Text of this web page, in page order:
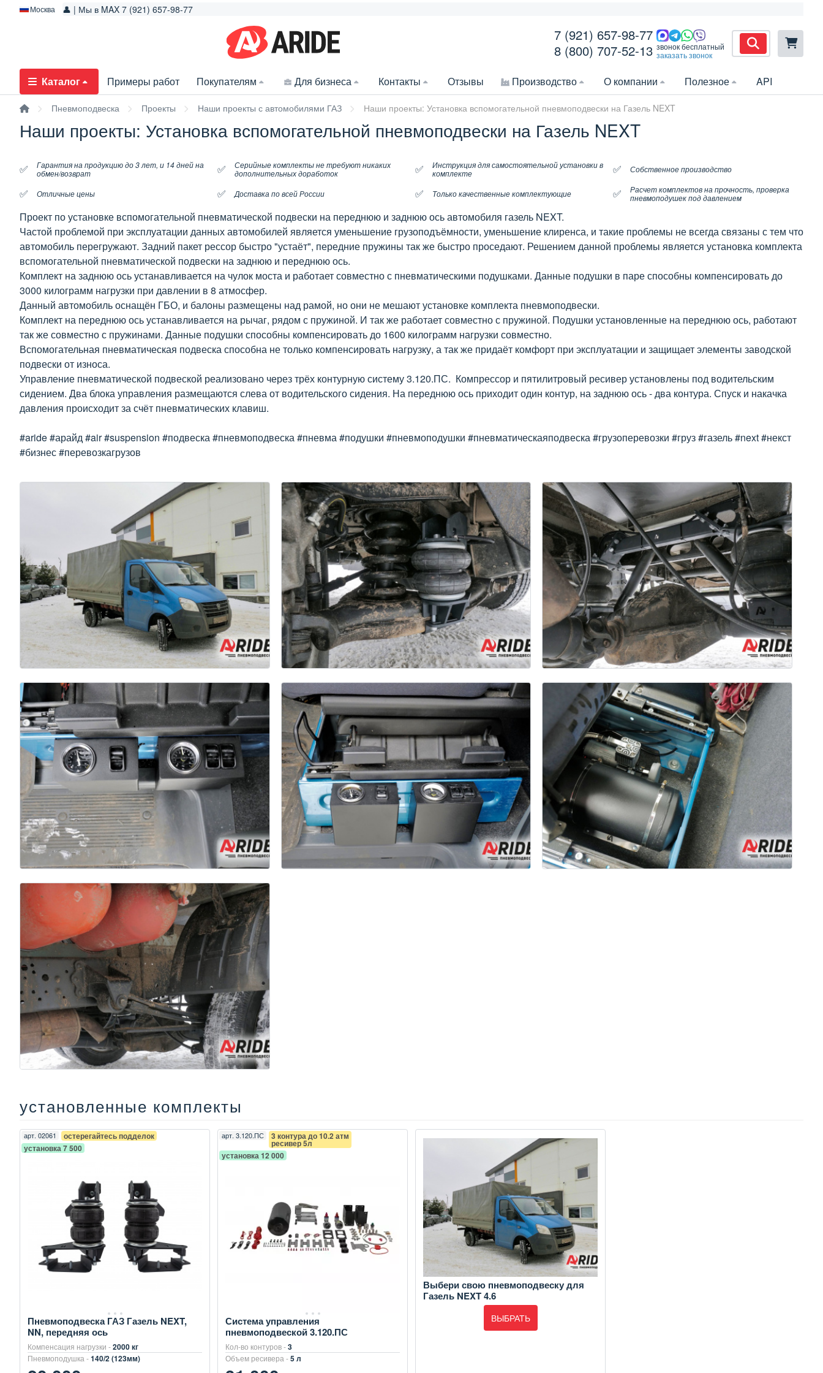
Москва 👤 | Мы в MAX 7 (921) 657-98-77
7 (921) 657-98-77
8 (800) 707-52-13 звонок бесплатный
заказать звонок
Каталог Примеры работ Покупателям Для бизнеса Контакты Отзывы Производство О компании Полезное API
Пневмоподвеска Проекты Наши проекты с автомобилями ГАЗ Наши проекты: Установка вспомогательной пневмоподвески на Газель NEXT
Наши проекты: Установка вспомогательной пневмоподвески на Газель NEXT
✅
Гарантия на продукцию до 3 лет, и 14 дней на
обмен/возврат
✅
Серийные комплекты не требуют никаких
дополнительных доработок
✅
Инструкция для самостоятельной установки в
комплекте
✅ Собственное производство
✅ Отличные цены ✅ Доставка по всей России ✅ Только качественные комплектующие ✅
Расчет комплектов на прочность, проверка
пневмоподушек под давлением
Проект по установке вспомогательной пневматической подвески на переднюю и заднюю ось автомобиля газель NEXT.
Частой проблемой при эксплуатации данных автомобилей является уменьшение грузоподъёмности, уменьшение клиренса, и такие проблемы не всегда связаны с тем что
автомобиль перегружают. Задний пакет рессор быстро "устаёт", передние пружины так же быстро проседают. Решением данной проблемы является установка комплекта
вспомогательной пневматической подвески на заднюю и переднюю ось.
Комплект на заднюю ось устанавливается на чулок моста и работает совместно с пневматическими подушками. Данные подушки в паре способны компенсировать до
3000 килограмм нагрузки при давлении в 8 атмосфер.
Данный автомобиль оснащён ГБО, и балоны размещены над рамой, но они не мешают установке комплекта пневмоподвески.
Комплект на переднюю ось устанавливается на рычаг, рядом с пружиной. И так же работает совместно с пружиной. Подушки установленные на переднюю ось, работают
так же совместно с пружинами. Данные подушки способны компенсировать до 1600 килограмм нагрузки совместно.
Вспомогательная пневматическая подвеска способна не только компенсировать нагрузку, а так же придаёт комфорт при эксплуатации и защищает элементы заводской
подвески от износа.
Управление пневматической подвеской реализовано через трёх контурную систему 3.120.ПС. Компрессор и пятилитровый ресивер установлены под водительским
сидением. Два блока управления размещаются слева от водительского сидения. На переднюю ось приходит один контур, на заднюю ось - два контура. Спуск и накачка
давления происходит за счёт пневматических клавиш.
#aride #арайд #air #suspension #подвеска #пневмоподвеска #пневма #подушки #пневмоподушки #пневматическаяподвеска #грузоперевозки #груз #газель #next #некст
#бизнес #перевозкагрузов
установленные комплекты
арт. 02061
остерегайтесь подделок
установка 7 500
Пневмоподвеска ГАЗ Газель NEXT,
NN, передняя ось
Компенсация нагрузки -2000 кг
Пневмоподушка -140/2 (123мм)
арт. 3.120.ПС 3 контура до 10.2 атм
ресивер 5л
установка 12 000
Система управления
пневмоподвеской 3.120.ПС
Кол-во контуров -3
Объем ресивера -5 л
Выбери свою пневмоподвеску для
Газель NEXT 4.6
ВЫБРАТЬ